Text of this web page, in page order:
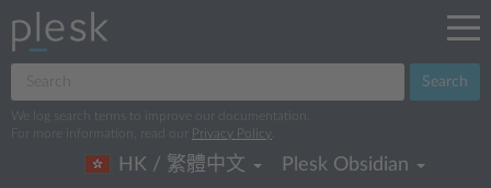
Search
We log search terms to improve our documentation.
For more information, read our
Privacy Policy
HK / 繁體中文 Plesk Obsidian